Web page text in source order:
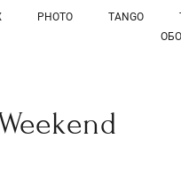
PHOTO TANGO